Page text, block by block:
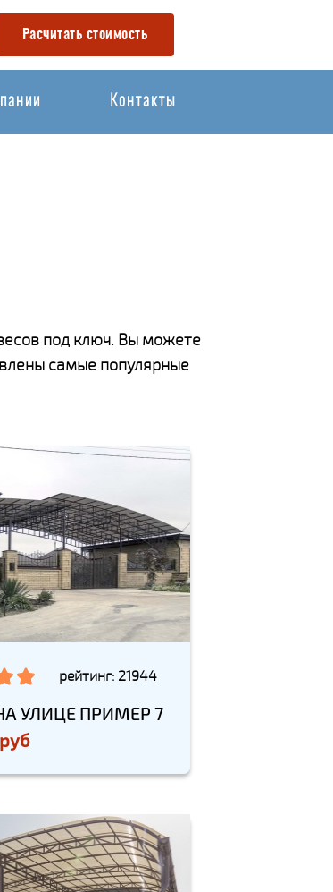
Расчитать стоимость
Контакты
под ключ. Вы можете
самые популярные
рейтинг: 21944
УЛИЦЕ ПРИМЕР 7